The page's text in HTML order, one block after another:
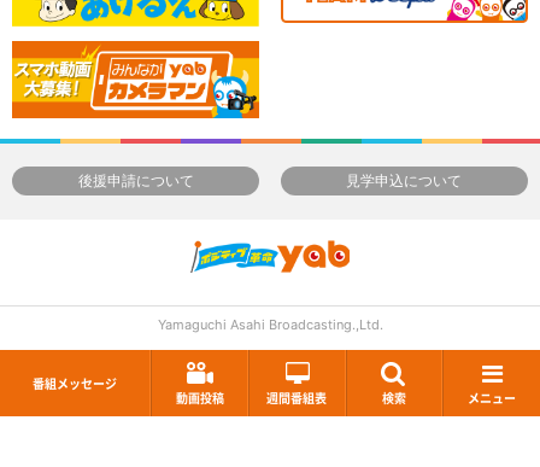
番組メッセージ
動画投稿
週間番組表 検索 メニュー
後援申請について 見学申込について
Yamaguchi Asahi Broadcasting.,Ltd.